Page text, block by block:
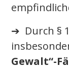
➔ Durch §
Gewalt“-